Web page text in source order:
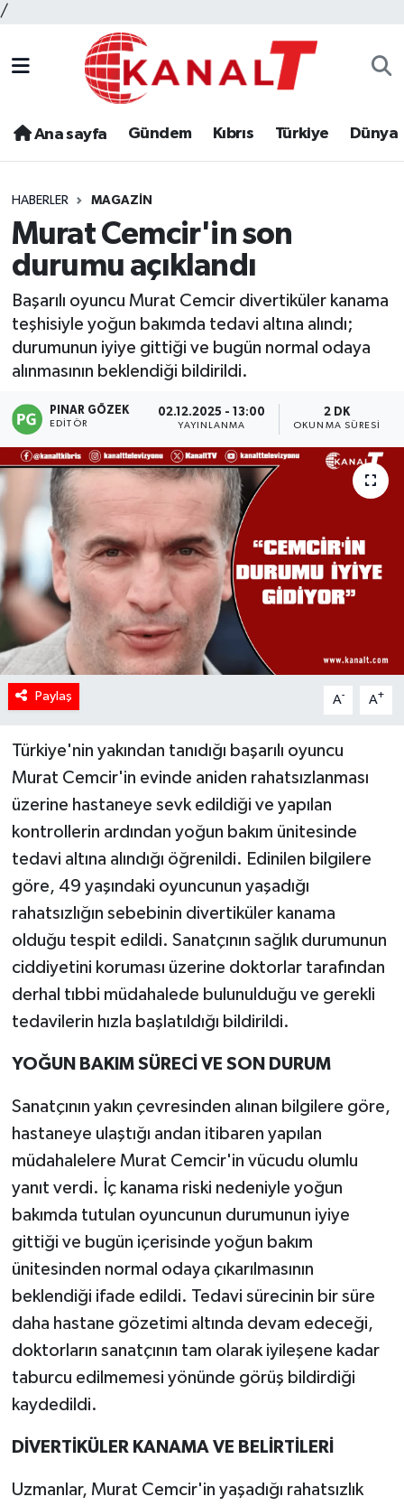
/
Ana sayfa Gündem Kıbrıs Türkiye Dünya
HABERLER MAGAZIN
Murat Cemcir'in son
durumu açıklandı
Başarılı oyuncu Murat Cemcir divertiküler kanama
teşhisiyle yoğun bakımda tedavi altına alındı;
durumunun iyiye gittiği ve bugün normal odaya
alınmasının beklendiği bildirildi.
PINAR GÖZEK
EDITÖR
02.12.2025 - 13:00
YAYINLANMA
2 DK
OKUNMA SÜRESI
Paylaş A- A+
Türkiye'nin yakından tanıdığı başarılı oyuncu
Murat Cemcir'in evinde aniden rahatsızlanması
üzerine hastaneye sevk edildiği ve yapılan
kontrollerin ardından yoğun bakım ünitesinde
tedavi altına alındığı öğrenildi. Edinilen bilgilere
göre, 49 yaşındaki oyuncunun yaşadığı
rahatsızlığın sebebinin divertiküler kanama
olduğu tespit edildi. Sanatçının sağlık durumunun
ciddiyetini koruması üzerine doktorlar tarafından
derhal tıbbi müdahalede bulunulduğu ve gerekli
tedavilerin hızla başlatıldığı bildirildi.
YOĞUN BAKIM SÜRECİ VE SON DURUM
Sanatçının yakın çevresinden alınan bilgilere göre,
hastaneye ulaştığı andan itibaren yapılan
müdahalelere Murat Cemcir'in vücudu olumlu
yanıt verdi. İç kanama riski nedeniyle yoğun
bakımda tutulan oyuncunun durumunun iyiye
gittiği ve bugün içerisinde yoğun bakım
ünitesinden normal odaya çıkarılmasının
beklendiği ifade edildi. Tedavi sürecinin bir süre
daha hastane gözetimi altında devam edeceği,
doktorların sanatçının tam olarak iyileşene kadar
taburcu edilmemesi yönünde görüş bildirdiği
kaydedildi.
DİVERTİKÜLER KANAMA VE BELİRTİLERİ
Uzmanlar, Murat Cemcir'in yaşadığı rahatsızlık